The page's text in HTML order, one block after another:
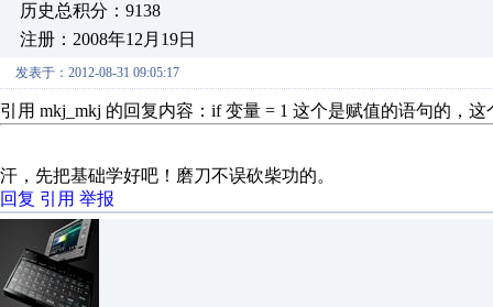
历史总积分：9138
注册：2008年12月19日
发表于：2012-08-31 09:05:17
引用 mkj_mkj 的回复内容：if 变量 = 1 这个是赋值的语句的，
汗，先把基础学好吧！磨刀不误砍柴功的。
回复 引用 举报